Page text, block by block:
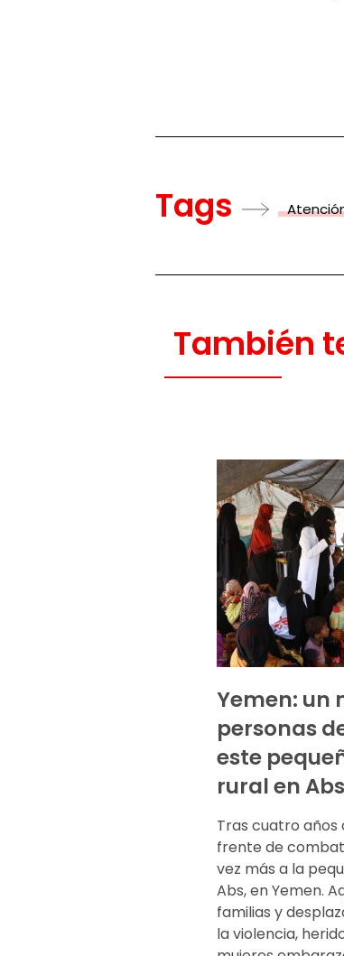
Tags
También
Yemen: un
personas
este
rural en Abs
Tras cuatro años
frente de
vez más a la
Abs, en Yemen.
familias y
la violencia,